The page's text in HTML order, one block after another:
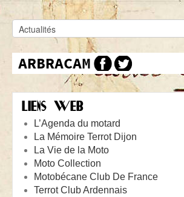
LIENS WEB
L’Agenda du motard
La Mémoire Terrot Dijon
La Vie de la Moto
Moto Collection
Motobécane Club De France
Terrot Club Ardennais